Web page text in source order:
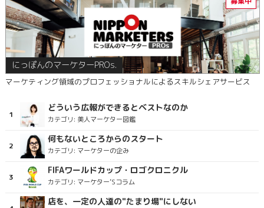
にっぽんのマーケターPROs.
マーケティング領域のプロフェッショナルによるスキルシェアサービス
どういう広報ができるとベストなのか
カテゴリ: 美人マーケター図鑑
何もないところからのスタート
カテゴリ: マーケターの企み
FIFAワールドカップ・ロゴクロニクル
カテゴリ: マーケター’Sコラム
店を、一定の人達の"たまり場"にしない